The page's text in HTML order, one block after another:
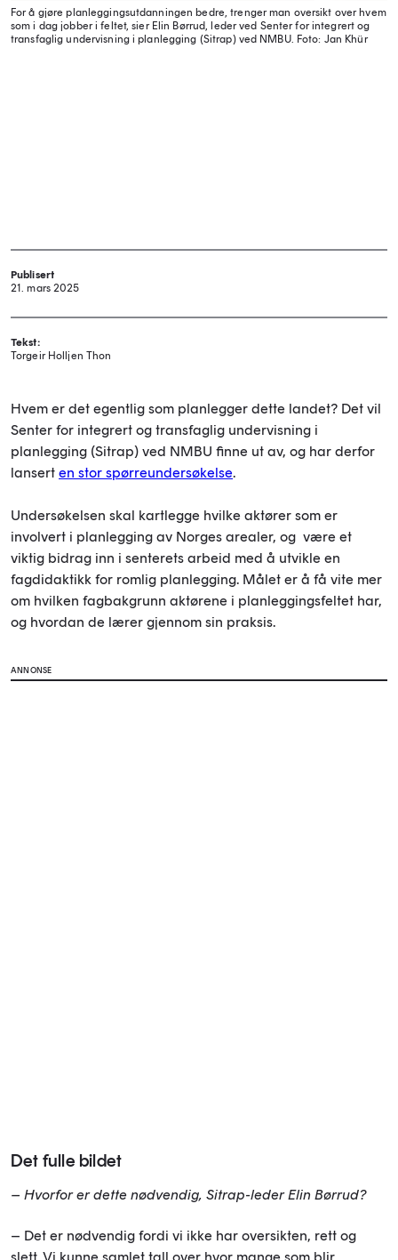
For å gjøre planleggingsutdanningen bedre, trenger man oversikt over hvem
som i dag jobber i feltet, sier Elin Børrud, leder ved Senter for integrert og
transfaglig undervisning i planlegging (Sitrap) ved NMBU. Foto: Jan Khür
Publisert
21. mars 2025
Tekst:
Torgeir Holljen Thon
Hvem er det egentlig som planlegger dette landet? Det vil
Senter for integrert og transfaglig undervisning i
planlegging (Sitrap) ved NMBU finne ut av, og har derfor
lansert en stor spørreundersøkelse.
Undersøkelsen skal kartlegge hvilke aktører som er
involvert i planlegging av Norges arealer, og være et
viktig bidrag inn i senterets arbeid med å utvikle en
fagdidaktikk for romlig planlegging. Målet er å få vite mer
om hvilken fagbakgrunn aktørene i planleggingsfeltet har,
og hvordan de lærer gjennom sin praksis.
ANNONSE
Det fulle bildet
– Hvorfor er dette nødvendig, Sitrap-leder Elin Børrud?
– Det er nødvendig fordi vi ikke har oversikten, rett og
slett. Vi kunne samlet tall over hvor mange som blir